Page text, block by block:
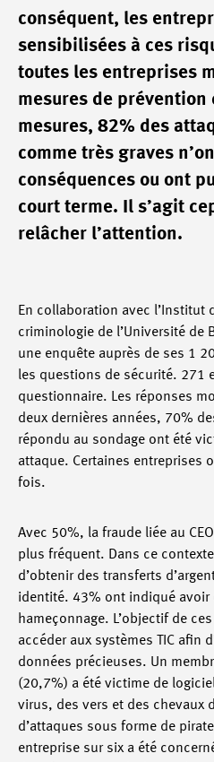
conséquent, les
sensibilisées à ces
toutes les entreprises
mesures de prévention
mesures, 82% des
comme très graves
conséquences ou ont
court terme. Il s’agit
relâcher l’attention.
En collaboration avec l’Institut
criminologie de l’Université de
une enquête auprès de ses 1
les questions de sécurité. 271
questionnaire. Les réponses
deux dernières années, 70%
répondu au sondage ont été
attaque. Certaines entreprises
fois.
Avec 50%, la fraude liée au
plus fréquent. Dans ce
d’obtenir des transferts
identité. 43% ont indiqué avoir
hameçonnage. L’objectif de
accéder aux systèmes TIC afin
données précieuses. Un
(20,7%) a été victime de
virus, des vers et des chevaux
d’attaques sous forme de
entreprise sur six a été